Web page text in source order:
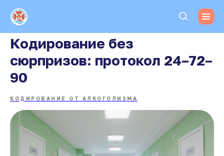
Кодирование без
сюрпризов: протокол 24–72–
90
КОДИРОВАНИЕ ОТ АЛКОГОЛИЗМА